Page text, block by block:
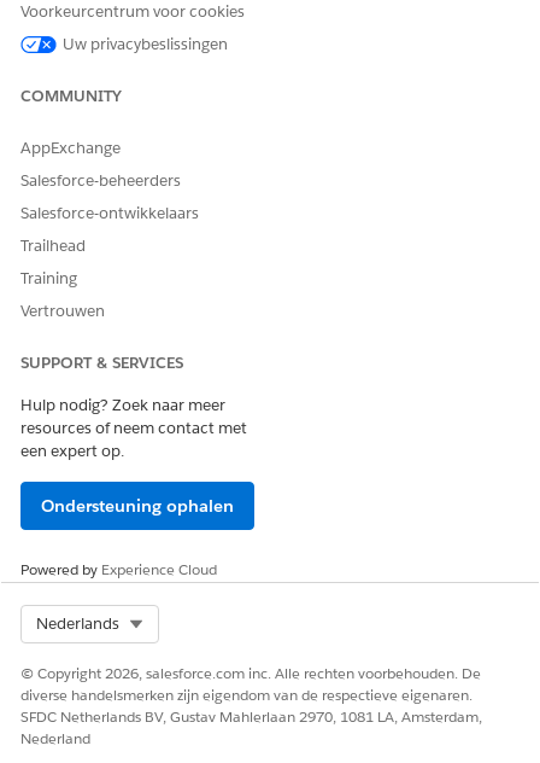
Voorkeurcentrum voor cookies
Uw privacybeslissingen
COMMUNITY
AppExchange
Salesforce-beheerders
Salesforce-ontwikkelaars
Trailhead
Training
Vertrouwen
SUPPORT & SERVICES
Hulp nodig? Zoek naar meer
resources of neem contact met
een expert op.
Ondersteuning ophalen
Powered by Experience Cloud
Nederlands
© Copyright 2026, salesforce.com inc. Alle rechten voorbehouden. De
diverse handelsmerken zijn eigendom van de respectieve eigenaren.
SFDC Netherlands BV, Gustav Mahlerlaan 2970, 1081 LA, Amsterdam,
Nederland